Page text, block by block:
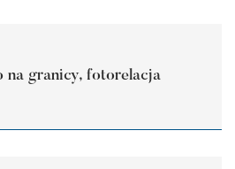
na granicy, fotorelacja